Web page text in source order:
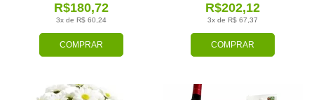
COMPRAR
3x de R$ 60,24
R$180,72
COMPRAR
3x de R$ 67,37
R$202,12